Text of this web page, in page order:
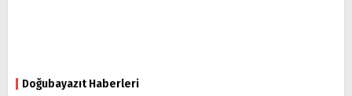
Doğubayazıt Haberleri